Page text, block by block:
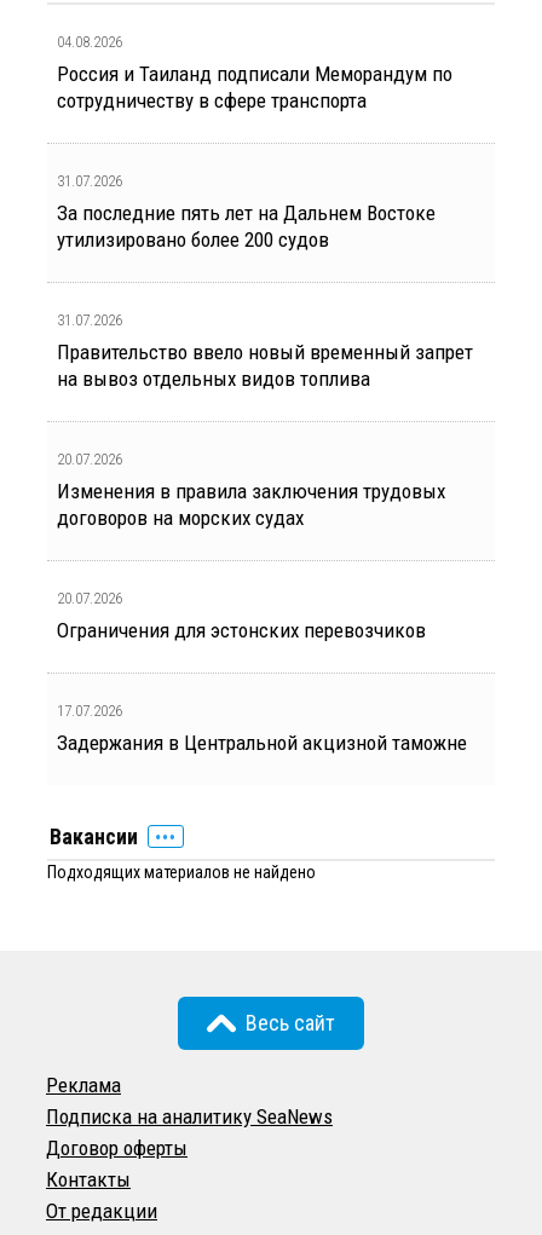
04.08.2026
Россия и Таиланд подписали Меморандум по
сотрудничеству в сфере транспорта
31.07.2026
За последние пять лет на Дальнем Востоке
утилизировано более 200 судов
31.07.2026
Правительство ввело новый временный запрет
на вывоз отдельных видов топлива
20.07.2026
Изменения в правила заключения трудовых
договоров на морских судах
20.07.2026
Ограничения для эстонских перевозчиков
17.07.2026
Задержания в Центральной акцизной таможне
Вакансии
Подходящих материалов не найдено
Весь сайт
Реклама
Подписка на аналитику SeaNews
Договор оферты
Контакты
От редакции